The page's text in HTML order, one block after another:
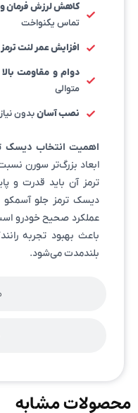
کاهش لرزش فرمان و
تماس یکنواخت
افزایش عمر لنت ترمز
دوام و مقاومت بالا
متوالی
نصب آسانبدون
اهمیت انتخاب دیسک
ابعاد بزرگ‌تر سورن
ترمز آن باید قدرت و
دیسک ترمز جلو آسمکو
عملکرد صحیح خودرو
باعث بهبود تجربه
بلندمدت می‌شود.
محصولات مشابه